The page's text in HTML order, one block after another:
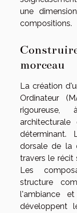
une
compositions.
morceau
La création
Ordinateur
dorsale de la
travers le récit
Les
structure
l'ambiance
développent